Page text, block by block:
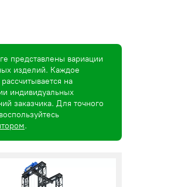
представлены вариации
изделий. Каждое
на
индивидуальных
заказчика. Для точного
.